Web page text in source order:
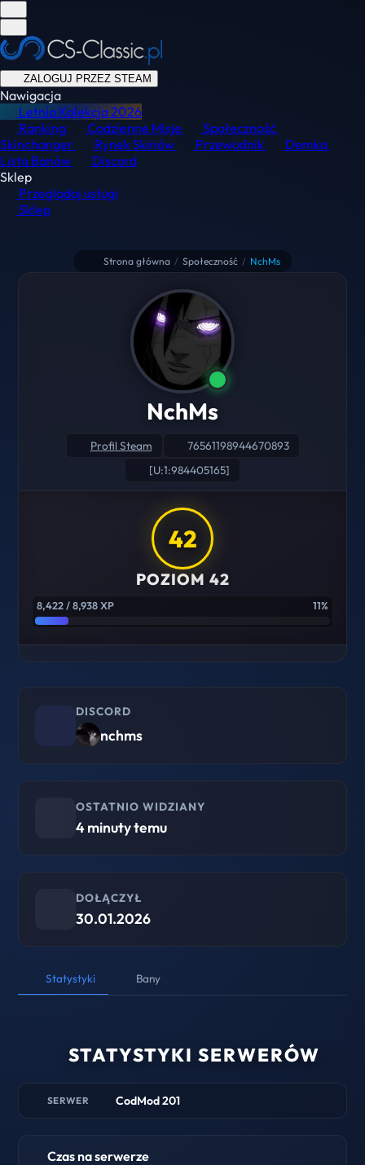
ZALOGUJ PRZEZ STEAM
Nawigacja
Letnia Kolekcja2026
Ranking
Codzienne Misje
Społeczność
Skinchanger
Rynek Skinów Przewodnik
Demka
Lista Banów
Discord
Sklep
Przeglądaj usługi
Sklep
Strona główna / Społeczność / NchMs
NchMs
Profil Steam
76561198944670893
[U:1:984405165]
42
POZIOM 42
8,422 / 8,938 XP 11%
DISCORD
nchms
OSTATNIO WIDZIANY
4 minuty temu
DOŁĄCZYŁ
30.01.2026
Statystyki Bany
STATYSTYKI SERWERÓW
SERWER CodMod 201
Czas na serwerze